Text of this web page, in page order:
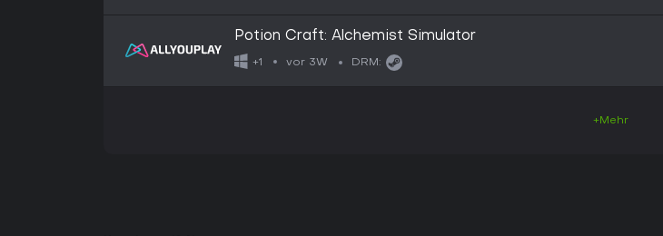
Potion Craft: Alchemist Simulator
+1 vor 3W DRM:
+Mehr